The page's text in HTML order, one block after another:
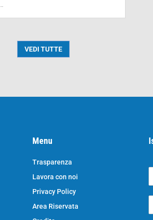
VEDI TUTTE
Menu
Trasparenza
Lavora con noi
Privacy Policy
Area Riservata
o
e